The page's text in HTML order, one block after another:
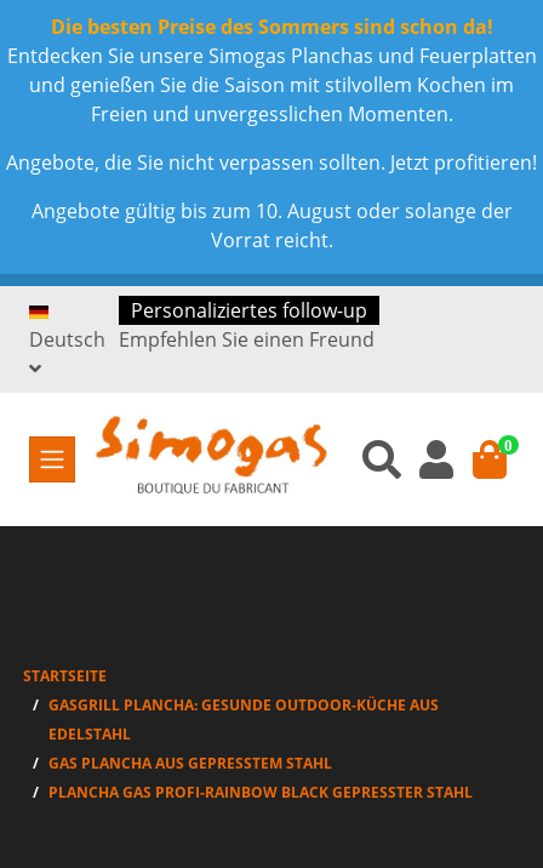
Die besten Preise des Sommers sind schon da!
Entdecken Sie unsere Simogas Planchas und Feuerplatten
und genießen Sie die Saison mit stilvollem Kochen im
Freien und unvergesslichen Momenten.
Angebote, die Sie nicht verpassen sollten. Jetzt profitieren!
Angebote gültig bis zum 10. August oder solange der
Vorrat reicht.
Deutsch
Personaliziertes follow-up
Empfehlen Sie einen Freund
0
STARTSEITE
GASGRILL PLANCHA: GESUNDE OUTDOOR-KÜCHE AUS
EDELSTAHL
GAS PLANCHA AUS GEPRESSTEM STAHL
PLANCHA GAS PROFI-RAINBOW BLACK GEPRESSTER STAHL